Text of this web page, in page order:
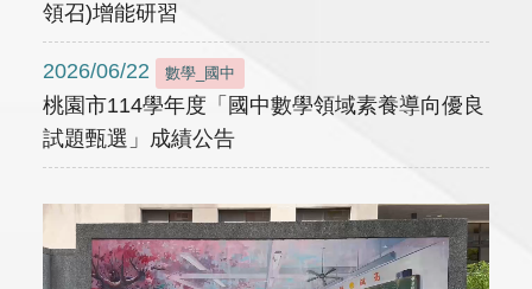
領召)增能研習
2026/06/22 數學_國中
桃園市114學年度「國中數學領域素養導向優良
試題甄選」成績公告